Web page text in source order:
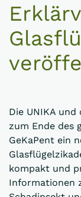
Die UNIKA
zum Ende des
GeKaPent ein
kompakt und
Informationen